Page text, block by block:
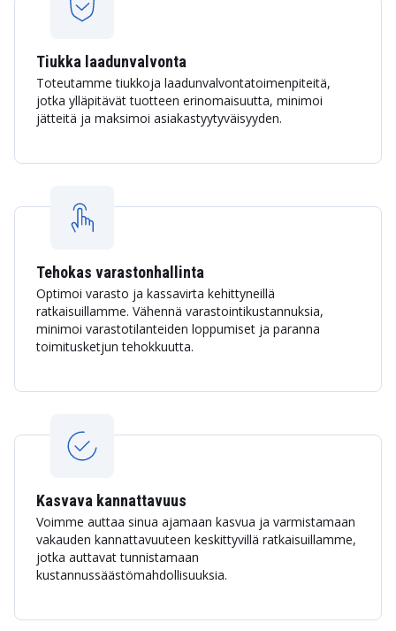
Tiukka laadunvalvonta
Toteutamme tiukkoja laadunvalvontatoimenpiteitä,
jotka ylläpitävät tuotteen erinomaisuutta, minimoi
jätteitä ja maksimoi asiakastyytyväisyyden.
Tehokas varastonhallinta
Optimoi varasto ja kassavirta kehittyneillä
ratkaisuillamme. Vähennä varastointikustannuksia,
minimoi varastotilanteiden loppumiset ja paranna
toimitusketjun tehokkuutta.
Kasvava kannattavuus
Voimme auttaa sinua ajamaan kasvua ja varmistamaan
vakauden kannattavuuteen keskittyvillä ratkaisuillamme,
jotka auttavat tunnistamaan
kustannussäästömahdollisuuksia.